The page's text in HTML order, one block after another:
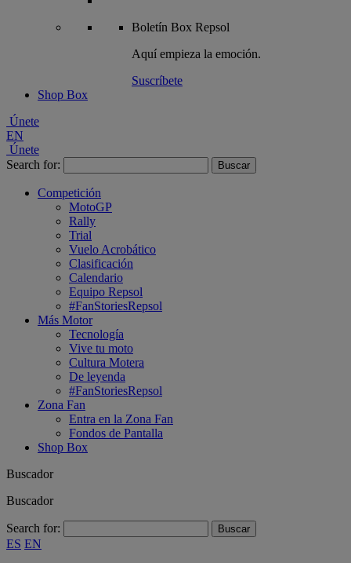
Boletín Box Repsol
Aquí empieza la emoción.
Suscríbete
Shop Box
Únete
EN
Únete
Search for:
Competición
MotoGP
Rally
Trial
Vuelo Acrobático
Clasificación
Calendario
Equipo Repsol
#FanStoriesRepsol
Más Motor
Tecnología
Vive tu moto
Cultura Motera
De leyenda
#FanStoriesRepsol
Zona Fan
Entra en la Zona Fan
Fondos de Pantalla
Shop Box
Buscador
Buscador
Search for:
ES EN